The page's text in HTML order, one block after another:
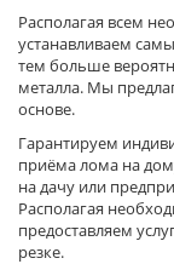
Располагая всем
устанавливаем
тем больше
металла. Мы
основе.
Гарантируем
приёма лома на
на дачу или
Располагая
предоставляем
резке.